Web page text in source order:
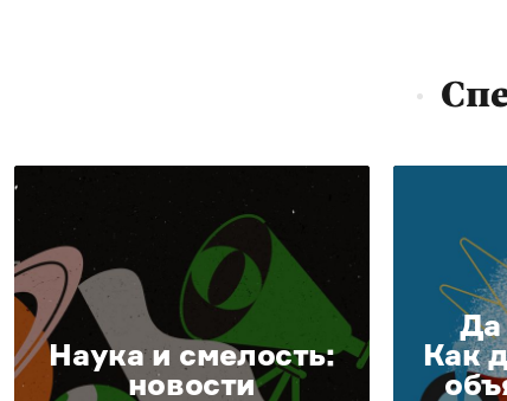
Наука и смелость:
новости
Да
Как